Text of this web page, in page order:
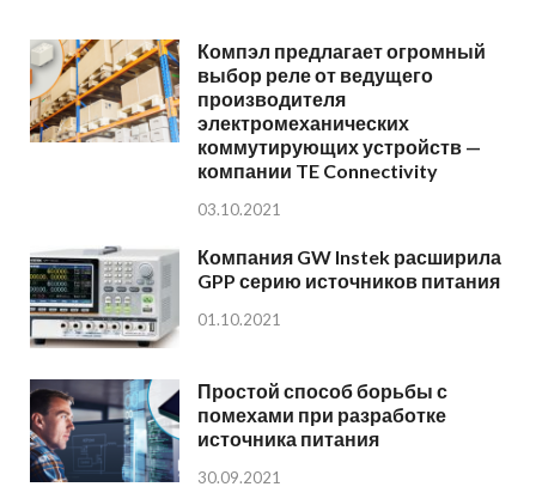
Компэл предлагает огромный
выбор реле от ведущего
производителя
электромеханических
коммутирующих устройств —
компании TE Connectivity
03.10.2021
Компания GW Instek расширила
GPP серию источников питания
01.10.2021
Простой способ борьбы с
помехами при разработке
источника питания
30.09.2021